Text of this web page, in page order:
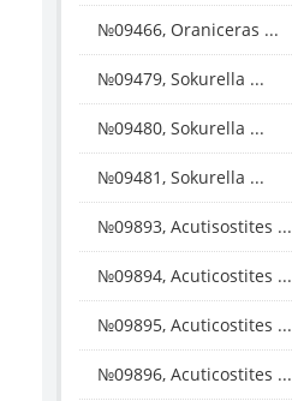
№09466, Oraniceras ...
№09479, Sokurella ...
№09480, Sokurella ...
№09481, Sokurella ...
№09893, Acutisostites ...
№09894, Acuticostites ...
№09895, Acuticostites ...
№09896, Acuticostites ...